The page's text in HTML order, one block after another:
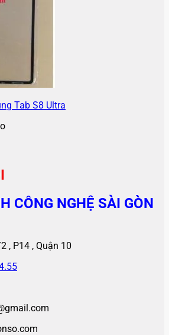
Tab S8 Ultra
CÔNG NGHỆ SÀI GÒN
, P14 , Quận 10